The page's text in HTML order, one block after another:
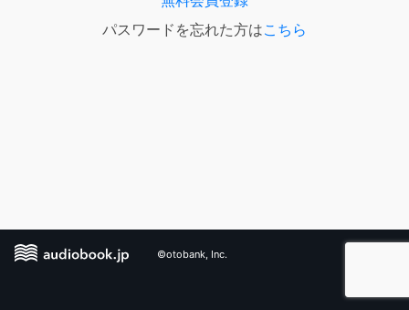
パスワードを忘れた方はこちら
©otobank, Inc.